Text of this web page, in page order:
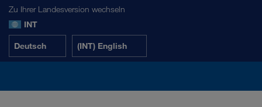
Zu Ihrer Landesversion wechseln
INT
Deutsch (INT) English